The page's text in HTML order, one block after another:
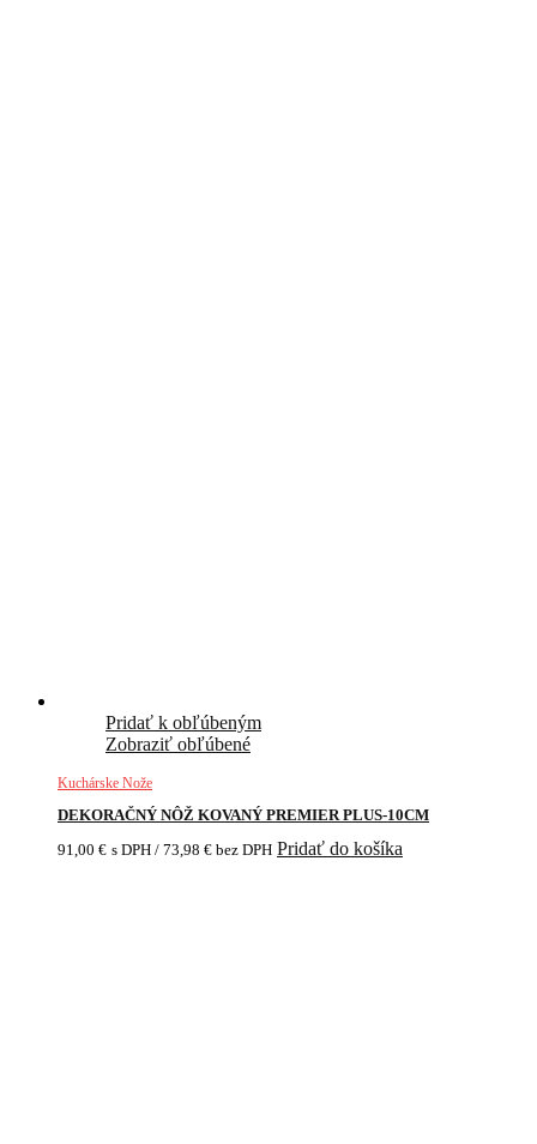
Pridať k obľúbeným
Zobraziť obľúbené
Kuchárske Nože
DEKORAČNÝ NÔŽ KOVANÝ PREMIER PLUS-10CM
91,00 € s DPH / 73,98 € bez DPH Pridať do košíka